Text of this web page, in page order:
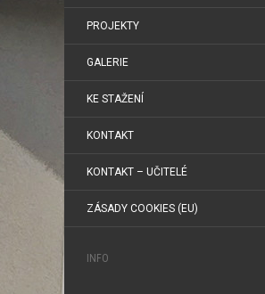
PROJEKTY
GALERIE
KE STAŽENÍ
KONTAKT
KONTAKT – UČITELÉ
ZÁSADY COOKIES (EU)
INFO